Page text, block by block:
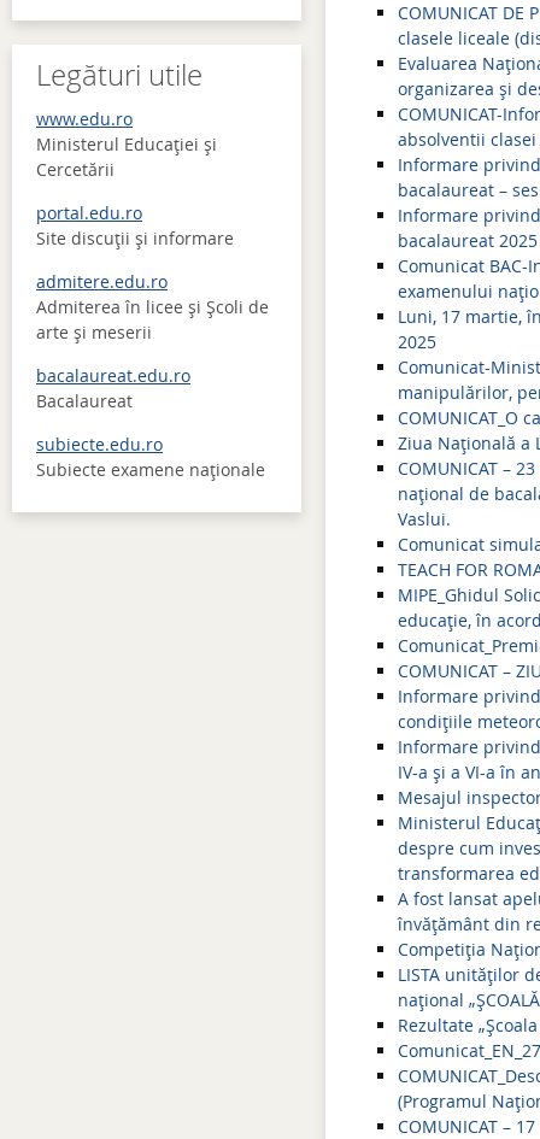
Legături utile
www.edu.ro
Ministerul Educației și
Cercetării
portal.edu.ro
Site discuţii şi informare
admitere.edu.ro
Admiterea în licee şi Şcoli de
arte şi meserii
bacalaureat.edu.ro
Bacalaureat
subiecte.edu.ro
Subiecte examene naţionale
COMUNICAT
clasele liceale
Evaluarea
organizarea și
COMUNICAT-
absolventii
Informare
bacalaureat –
Informare
bacalaureat 2025
Comunicat
examenului
Luni, 17 martie,
2025
Comunicat-
manipulărilor,
COMUNICAT_O
Ziua Națională a
COMUNICAT –
național de
Vaslui.
Comunicat
TEACH FOR
MIPE_Ghidul
educație, în
COMUNICAT –
Informare
condițiile
Informare
IV-a și a VI-a în
Mesajul
Ministerul
despre cum
transformarea
A fost lansat
învăţământ din
Competiția
LISTA unităţilor
național
Rezultate
(Programul
COMUNICAT –